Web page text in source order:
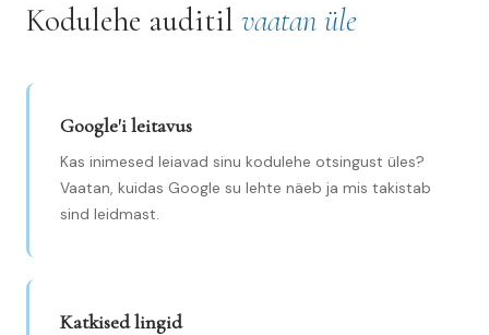
Kodulehe auditil vaatan üle
Google'i leitavus
Kas inimesed leiavad sinu kodulehe otsingust üles?
Vaatan, kuidas Google su lehte näeb ja mis takistab
sind leidmast.
Katkised lingid